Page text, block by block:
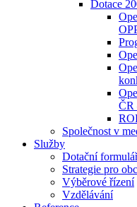
Dotace
ČR
Společnost v
Služby
Dotační
Strategie pro
Výběrové řízení
Vzdělávání